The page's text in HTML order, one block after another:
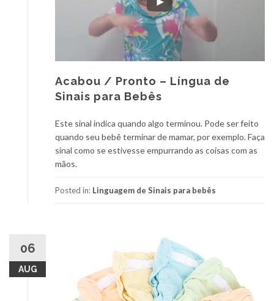
Acabou / Pronto – Língua de
Sinais para Bebês
Este sinal indica quando algo terminou. Pode ser feito
quando seu bebê terminar de mamar, por exemplo. Faça
sinal como se estivesse empurrando as coisas com as
mãos.
Posted in: Linguagem de Sinais para bebês
06
AUG